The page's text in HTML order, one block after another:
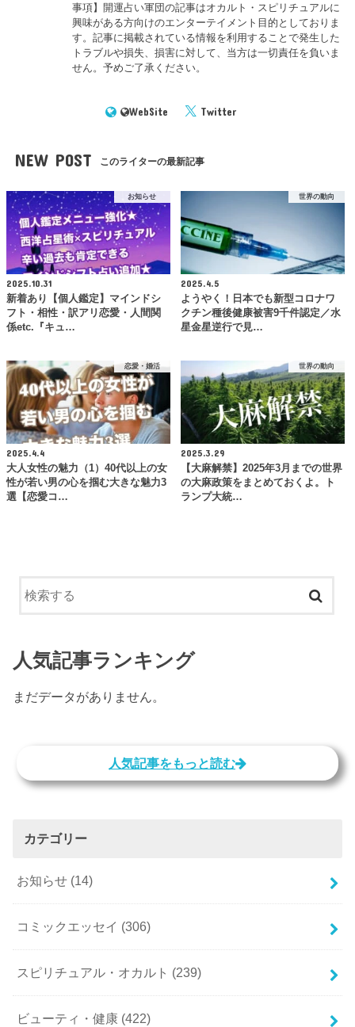
事項】開運占い軍団の記事はオカルト・スピリチュアルに
興味がある方向けのエンターテイメント目的としておりま
す。記事に掲載されている情報を利用することで発生した
トラブルや損失、損害に対して、当方は一切責任を負いま
せん。予めご了承ください。
WebSite Twitter
NEW POST このライターの最新記事
お知らせ
2025.10.31
新着あり【個人鑑定】マインドシ
フト・相性・訳アリ恋愛・人間関
係etc.『キュ…
世界の動向
2025.4.5
ようやく！日本でも新型コロナワ
クチン種後健康被害9千件認定／水
星金星逆行で見…
恋愛・婚活
2025.4.4
大人女性の魅力（1）40代以上の女
性が若い男の心を掴む大きな魅力3
選【恋愛コ…
世界の動向
2025.3.29
【大麻解禁】2025年3月までの世界
の大麻政策をまとめておくよ。ト
ランプ大統…
人気記事ランキング
まだデータがありません。
人気記事をもっと読む
カテゴリー
お知らせ (14)
コミックエッセイ (306)
スピリチュアル・オカルト (239)
ビューティ・健康 (422)